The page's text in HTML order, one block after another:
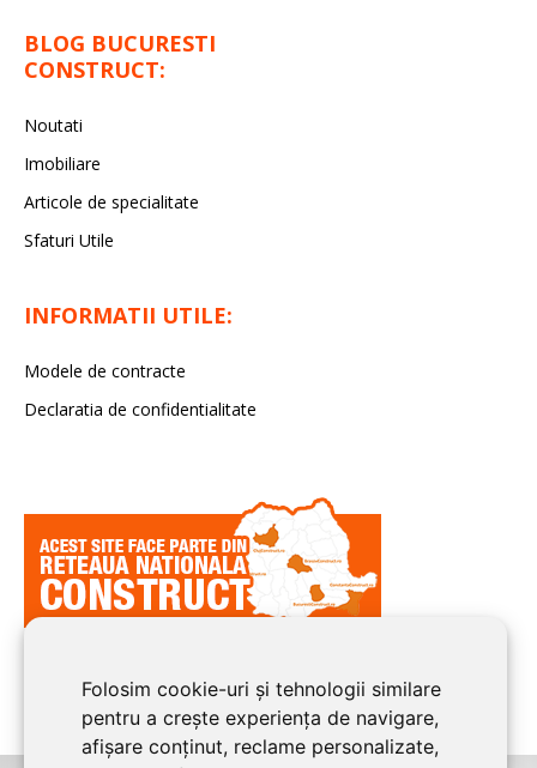
Folosim cookie-uri și tehnologii similare
pentru a crește experiența de navigare,
afișare conținut, reclame personalizate,
BLOG BUCURESTI
CONSTRUCT:
Noutati
Imobiliare
Articole de specialitate
Sfaturi Utile
INFORMATII UTILE:
Modele de contracte
Declaratia de confidentialitate